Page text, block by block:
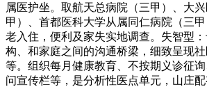
属医护坐。取航天总病院（三甲）、大
甲）、首都医科大学从属同仁病院（三
老入住，便利及家失实地调查。失智型
构、和家庭之间的沟通桥梁，细致呈现
等。组织每月健康教育、不按期义诊征
问宣传栏等，是分析性医点单元，山庄